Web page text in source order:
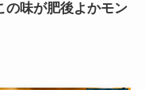
の味が肥後よかモン